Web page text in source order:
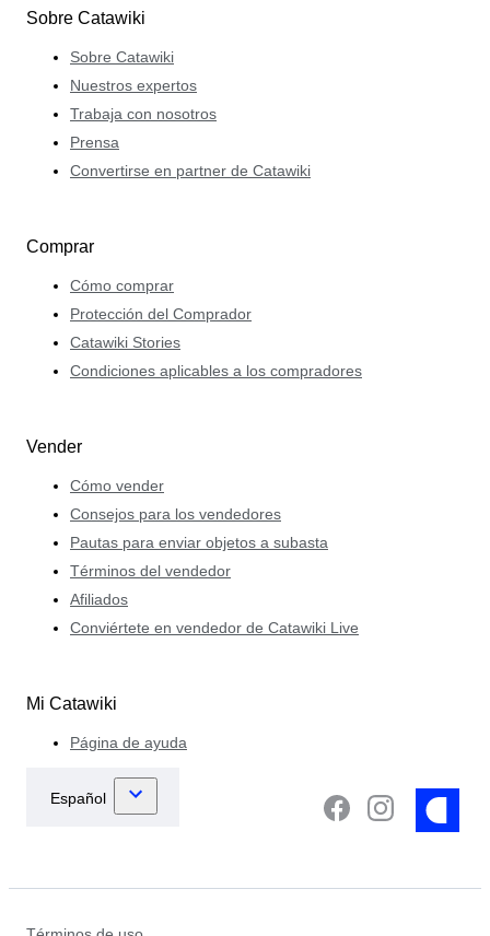
Sobre Catawiki
Sobre Catawiki
Nuestros expertos
Trabaja con nosotros
Prensa
Convertirse en partner de Catawiki
Comprar
Cómo comprar
Protección del Comprador
Catawiki Stories
Condiciones aplicables a los compradores
Vender
Cómo vender
Consejos para los vendedores
Pautas para enviar objetos a subasta
Términos del vendedor
Afiliados
Conviértete en vendedor de Catawiki Live
Mi Catawiki
Página de ayuda